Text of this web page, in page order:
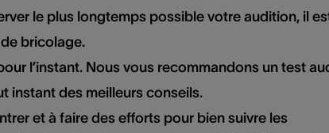
le plus longtemps possible votre audition, il
bricolage.
l’instant. Nous vous recommandons un test
instant des meilleurs conseils.
et à faire des efforts pour bien suivre les